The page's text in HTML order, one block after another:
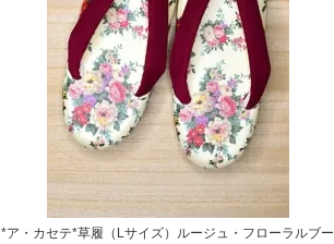
*ア・カセテ*草履（Lサイズ）ルージュ・フローラルブー